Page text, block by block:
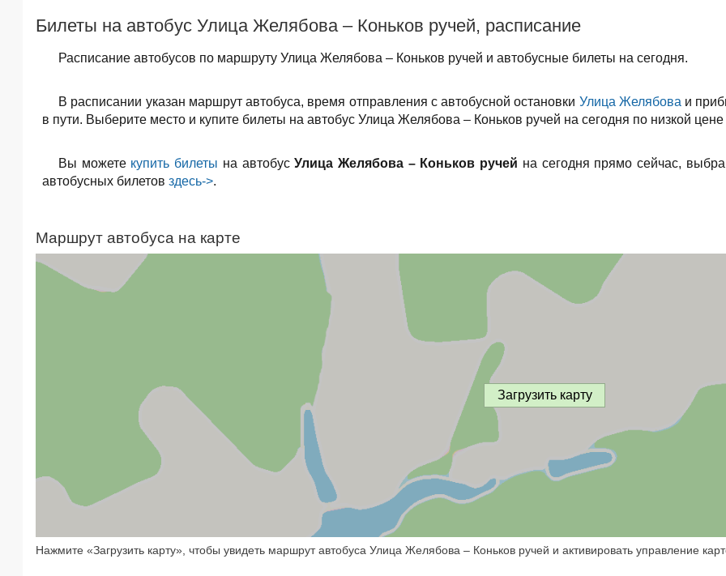
Билеты на автобус Улица Желябова – Коньков ручей, расписание
Расписание автобусов по маршруту Улица Желябова – Коньков ручей и автобусные билеты на сегодня.
В расписании указан маршрут автобуса, время отправления с автобусной остановки Улица Желябова и
в пути. Выберите место и купите билеты на автобус Улица Желябова – Коньков ручей на сегодня по низкой
Вы можете купить билеты на автобусУлица Желябова – Коньков ручей на сегодня прямо сейчас,
автобусных билетов здесь->.
Маршрут автобуса на карте
Загрузить карту
Нажмите «Загрузить карту», чтобы увидеть маршрут автобуса Улица Желябова – Коньков ручей и активировать управление